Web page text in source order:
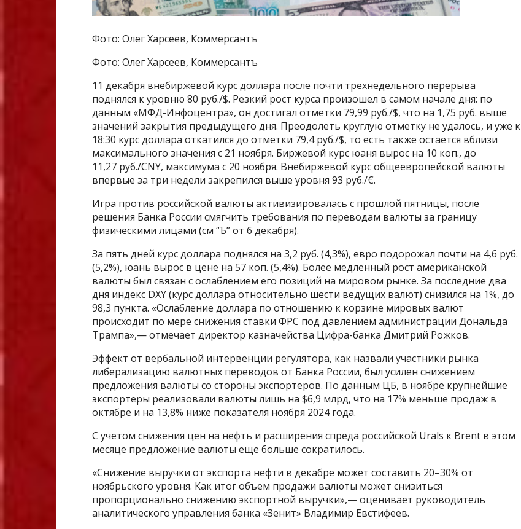
Фото: Олег Харсеев, Коммерсантъ
Фото: Олег Харсеев, Коммерсантъ
11 декабря внебиржевой курс доллара после почти трехнедельного перерыва
поднялся к уровню 80 руб./$. Резкий рост курса произошел в самом начале дня: по
данным «МФД-Инфоцентра», он достигал отметки 79,99 руб./$, что на 1,75 руб. выше
значений закрытия предыдущего дня. Преодолеть круглую отметку не удалось, и уже к
18:30 курс доллара откатился до отметки 79,4 руб./$, то есть также остается вблизи
максимального значения с 21 ноября. Биржевой курс юаня вырос на 10 коп., до
11,27 руб./CNY, максимума с 20 ноября. Внебиржевой курс общеевропейской валюты
впервые за три недели закрепился выше уровня 93 руб./€.
Игра против российской валюты активизировалась с прошлой пятницы, после
решения Банка России смягчить требования по переводам валюты за границу
физическими лицами (см “Ъ” от 6 декабря).
За пять дней курс доллара поднялся на 3,2 руб. (4,3%), евро подорожал почти на 4,6 руб.
(5,2%), юань вырос в цене на 57 коп. (5,4%). Более медленный рост американской
валюты был связан с ослаблением его позиций на мировом рынке. За последние два
дня индекс DXY (курс доллара относительно шести ведущих валют) снизился на 1%, до
98,3 пункта. «Ослабление доллара по отношению к корзине мировых валют
происходит по мере снижения ставки ФРС под давлением администрации Дональда
Трампа»,— отмечает директор казначейства Цифра-банка Дмитрий Рожков.
Эффект от вербальной интервенции регулятора, как назвали участники рынка
либерализацию валютных переводов от Банка России, был усилен снижением
предложения валюты со стороны экспортеров. По данным ЦБ, в ноябре крупнейшие
экспортеры реализовали валюты лишь на $6,9 млрд, что на 17% меньше продаж в
октябре и на 13,8% ниже показателя ноября 2024 года.
С учетом снижения цен на нефть и расширения спреда российской Urals к Brent в этом
месяце предложение валюты еще больше сократилось.
«Снижение выручки от экспорта нефти в декабре может составить 20–30% от
ноябрьского уровня. Как итог объем продажи валюты может снизиться
пропорционально снижению экспортной выручки»,— оценивает руководитель
аналитического управления банка «Зенит» Владимир Евстифеев.